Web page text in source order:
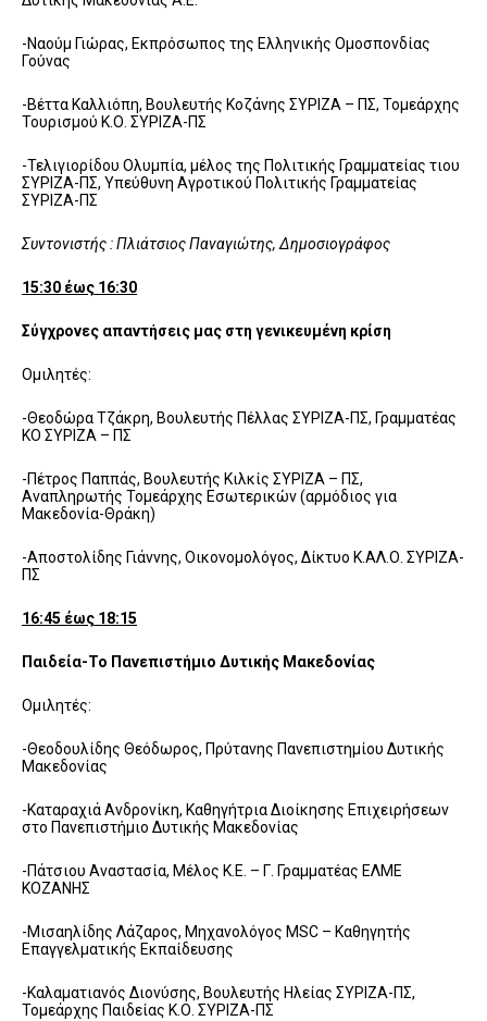
-Ναούμ Γιώρας, Εκπρόσωπος της Ελληνικής Ομοσπονδίας
Γούνας
-Βέττα Καλλιόπη, Βουλευτής Κοζάνης ΣΥΡΙΖΑ – ΠΣ, Τομεάρχης
Τουρισμού Κ.Ο. ΣΥΡΙΖΑ-ΠΣ
-Τελιγιορίδου Ολυμπία, μέλος της Πολιτικής Γραμματείας τιου
ΣΥΡΙΖΑ-ΠΣ, Υπεύθυνη Αγροτικού Πολιτικής Γραμματείας
ΣΥΡΙΖΑ-ΠΣ
Συντονιστής : Πλιάτσιος Παναγιώτης, Δημοσιογράφος
15:30 έως 16:30
Σύγχρονες απαντήσεις μας στη γενικευμένη κρίση
Ομιλητές:
-Θεοδώρα Τζάκρη, Βουλευτής Πέλλας ΣΥΡΙΖΑ-ΠΣ, Γραμματέας
ΚΟ ΣΥΡΙΖΑ – ΠΣ
-Πέτρος Παππάς, Βουλευτής Κιλκίς ΣΥΡΙΖΑ – ΠΣ,
Αναπληρωτής Τομεάρχης Εσωτερικών (αρμόδιος για
Μακεδονία-Θράκη)
-Αποστολίδης Γιάννης, Οικονομολόγος, Δίκτυο Κ.ΑΛ.Ο. ΣΥΡΙΖΑ-
ΠΣ
16:45 έως 18:15
Παιδεία-Το Πανεπιστήμιο Δυτικής Μακεδονίας
Ομιλητές:
-Θεοδουλίδης Θεόδωρος, Πρύτανης Πανεπιστημίου Δυτικής
Μακεδονίας
-Καταραχιά Ανδρονίκη, Καθηγήτρια Διοίκησης Επιχειρήσεων
στο Πανεπιστήμιο Δυτικής Μακεδονίας
-Πάτσιου Αναστασία, Μέλος Κ.Ε. – Γ. Γραμματέας ΕΛΜΕ
ΚΟΖΑΝΗΣ
-Μισαηλίδης Λάζαρος, Μηχανολόγος MSC – Καθηγητής
Επαγγελματικής Εκπαίδευσης
-Καλαματιανός Διονύσης, Βουλευτής Ηλείας ΣΥΡΙΖΑ-ΠΣ,
Τομεάρχης Παιδείας Κ.Ο. ΣΥΡΙΖΑ-ΠΣ